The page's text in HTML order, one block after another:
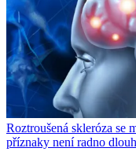
Roztroušená skleróza se
příznaky není radno